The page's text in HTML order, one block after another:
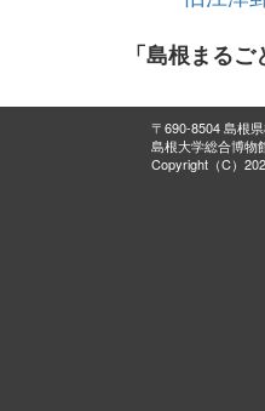
「島根まる
〒690-8504 島根
島根大学総合博物
Copyright（C）